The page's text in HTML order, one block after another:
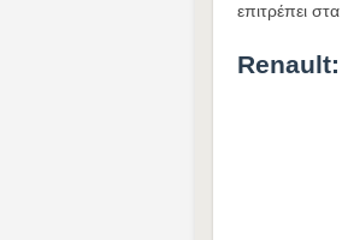
επιτρέπει